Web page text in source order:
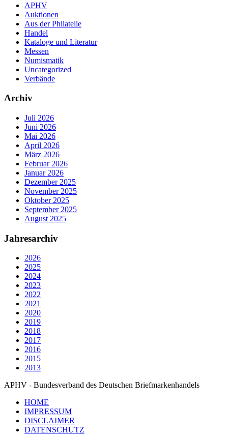
APHV
Auktionen
Aus der Philatelie
Handel
Kataloge und Literatur
Messen
Numismatik
Uncategorized
Verbände
Archiv
Juli 2026
Juni 2026
Mai 2026
April 2026
März 2026
Februar 2026
Januar 2026
Dezember 2025
November 2025
Oktober 2025
September 2025
August 2025
Jahresarchiv
2026
2025
2024
2023
2022
2021
2020
2019
2018
2017
2016
2015
2013
APHV - Bundesverband des Deutschen Briefmarkenhandels
HOME
IMPRESSUM
DISCLAIMER
DATENSCHUTZ